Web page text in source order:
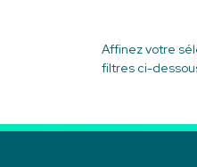
Affinez votre
filtres ci-